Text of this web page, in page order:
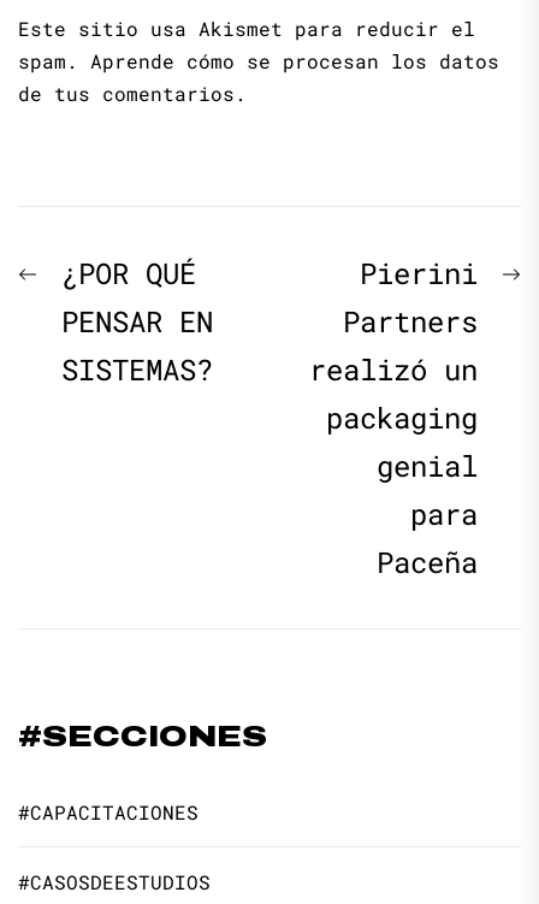
Este sitio usa Akismet para reducir el
spam. Aprende cómo se procesan los datos
de tus comentarios.
Navegación
de
entradas
Previous
post:
¿POR QUÉ
PENSAR EN
SISTEMAS?
Pierini
Partners
realizó un
packaging
genial
para
Paceña
#SECCIONES
#CAPACITACIONES
#CASOSDEESTUDIOS